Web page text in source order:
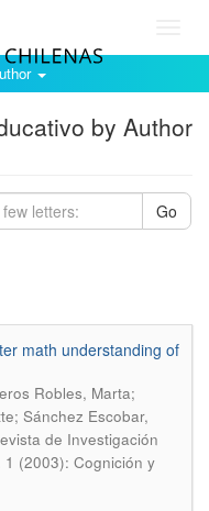
by Author
Go
math understanding of
Robles, Marta;
Sánchez Escobar,
de Investigación
1 (2003): Cognición y